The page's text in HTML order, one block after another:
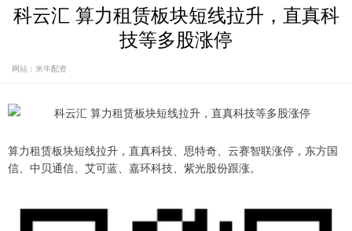
科云汇 算力租赁板块短线拉升，直真科
技等多股涨停
网站：米牛配资
算力租赁板块短线拉升，直真科技、思特奇、云赛智联涨停，东方国
信、中贝通信、艾可蓝、嘉环科技、紫光股份跟涨。